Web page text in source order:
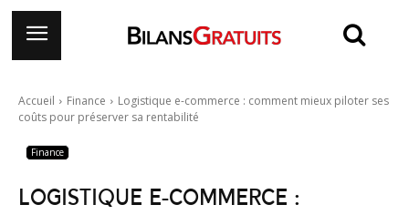
Accueil Finance
Logistique e-commerce : comment mieux piloter ses
coûts pour préserver sa rentabilité
Finance
Logistique e-commerce :